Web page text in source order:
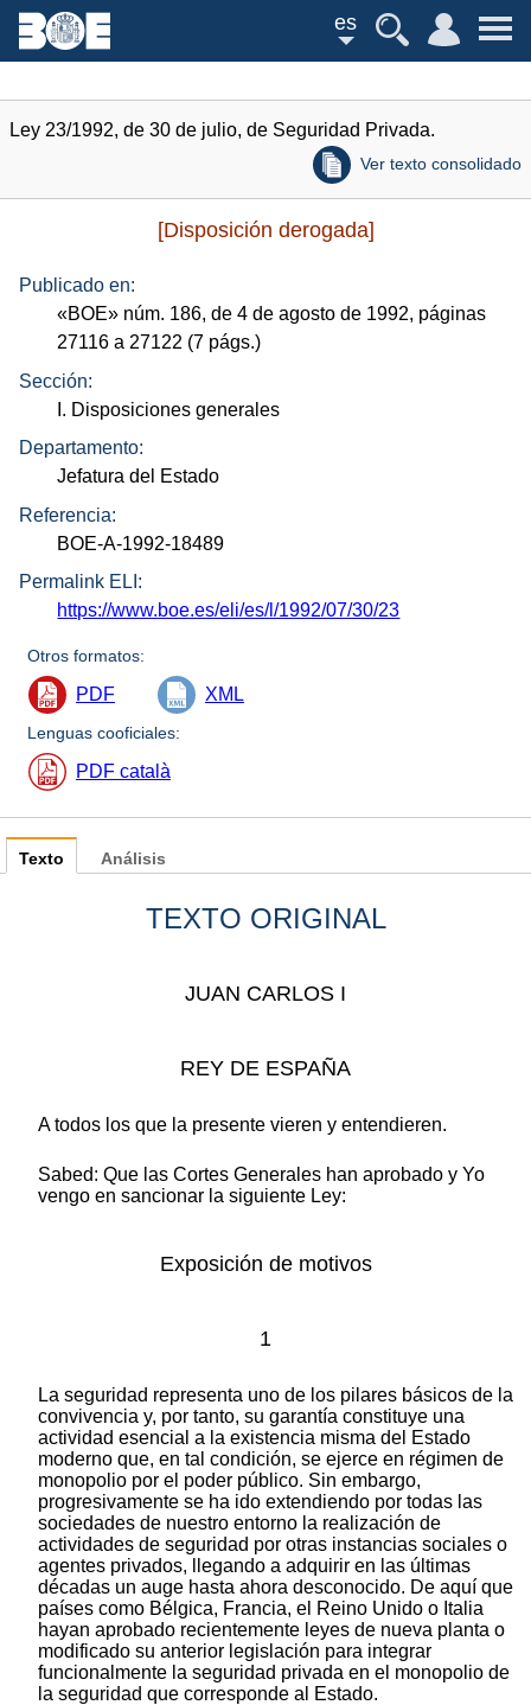
es
Ley 23/1992, de 30 de julio, de Seguridad Privada.
Ver texto consolidado
[Disposición derogada]
Publicado en:
«BOE» núm. 186, de 4 de agosto de 1992, páginas
27116 a 27122 (7 págs.)
Sección:
I. Disposiciones generales
Departamento:
Jefatura del Estado
Referencia:
BOE-A-1992-18489
Permalink ELI:
https://www.boe.es/eli/es/l/1992/07/30/23
Otros formatos:
PDF XML
Lenguas cooficiales:
PDF català
Texto
TEXTO ORIGINAL
JUAN CARLOS I
REY DE ESPAÑA
A todos los que la presente vieren y entendieren.
Sabed: Que las Cortes Generales han aprobado y Yo
vengo en sancionar la siguiente Ley:
Exposición de motivos
1
La seguridad representa uno de los pilares básicos de la
convivencia y, por tanto, su garantía constituye una
actividad esencial a la existencia misma del Estado
moderno que, en tal condición, se ejerce en régimen de
monopolio por el poder público. Sin embargo,
progresivamente se ha ido extendiendo por todas las
sociedades de nuestro entorno la realización de
actividades de seguridad por otras instancias sociales o
agentes privados, llegando a adquirir en las últimas
décadas un auge hasta ahora desconocido. De aquí que
países como Bélgica, Francia, el Reino Unido o Italia
hayan aprobado recientemente leyes de nueva planta o
modificado su anterior legislación para integrar
funcionalmente la seguridad privada en el monopolio de
la seguridad que corresponde al Estado.
Análisis